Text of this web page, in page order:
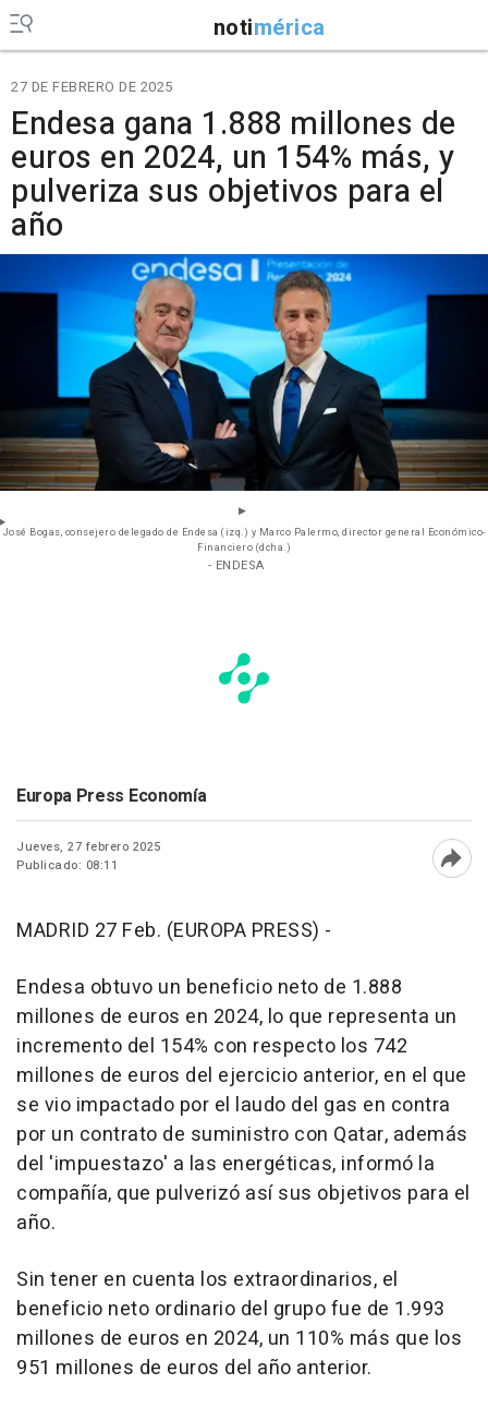
notimérica
27 DE FEBRERO DE 2025
Endesa gana 1.888 millones de
euros en 2024, un 154% más, y
pulveriza sus objetivos para el
año
José Bogas, consejero delegado de Endesa (izq.) y Marco Palermo, director general Económico-
Financiero (dcha.)
- ENDESA
Europa Press Economía
Jueves, 27 febrero 2025
Publicado: 08:11
MADRID 27 Feb. (EUROPA PRESS) -
Endesa obtuvo un beneficio neto de 1.888
millones de euros en 2024, lo que representa un
incremento del 154% con respecto los 742
millones de euros del ejercicio anterior, en el que
se vio impactado por el laudo del gas en contra
por un contrato de suministro con Qatar, además
del 'impuestazo' a las energéticas, informó la
compañía, que pulverizó así sus objetivos para el
año.
Sin tener en cuenta los extraordinarios, el
beneficio neto ordinario del grupo fue de 1.993
millones de euros en 2024, un 110% más que los
951 millones de euros del año anterior.